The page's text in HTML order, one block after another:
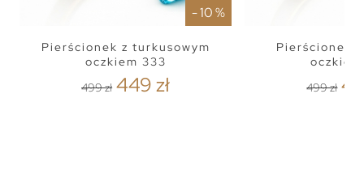
- 10 %
Pierścionek z turkusowym
oczkiem 333
499 zł 449 zł
Pierścionek
499 zł